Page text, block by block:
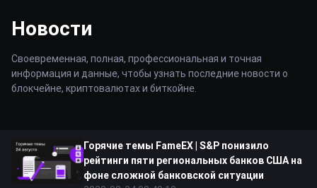
Новости
Своевременная, полная, профессиональная и точная
информация и данные, чтобы узнать последние новости о
блокчейне, криптовалютах и биткойне.
Горячие темы FameEX | S&P понизило
рейтинги пяти региональных банков США на
фоне сложной банковской ситуации